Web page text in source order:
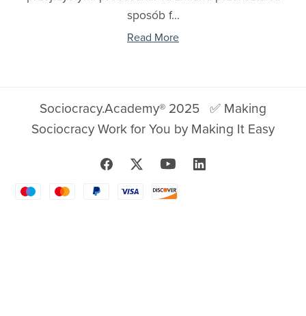
sposób f...
Read More
Sociocracy.Academy® 2025
✅ Making
Sociocracy Work for You by Making It Easy